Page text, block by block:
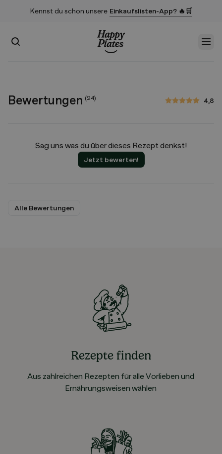
Kennst du schon unsere Einkaufslisten-App? 🔥🛒
Suchen
Bewertungen (24) 4,8
4,8 von 5 Sternen
Sag uns was du über dieses Rezept denkst!
Jetzt bewerten!
Alle Bewertungen
Rezepte finden
Aus zahlreichen Rezepten für alle Vorlieben und
Ernährungsweisen wählen